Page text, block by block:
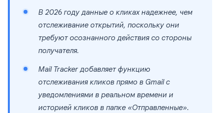
В 2026 году данные о кликах надежнее, чем
отслеживание открытий, поскольку они
требуют осознанного действия со стороны
получателя.
Mail Tracker добавляет функцию
отслеживания кликов прямо в Gmail с
уведомлениями в реальном времени и
историей кликов в папке «Отправленные».